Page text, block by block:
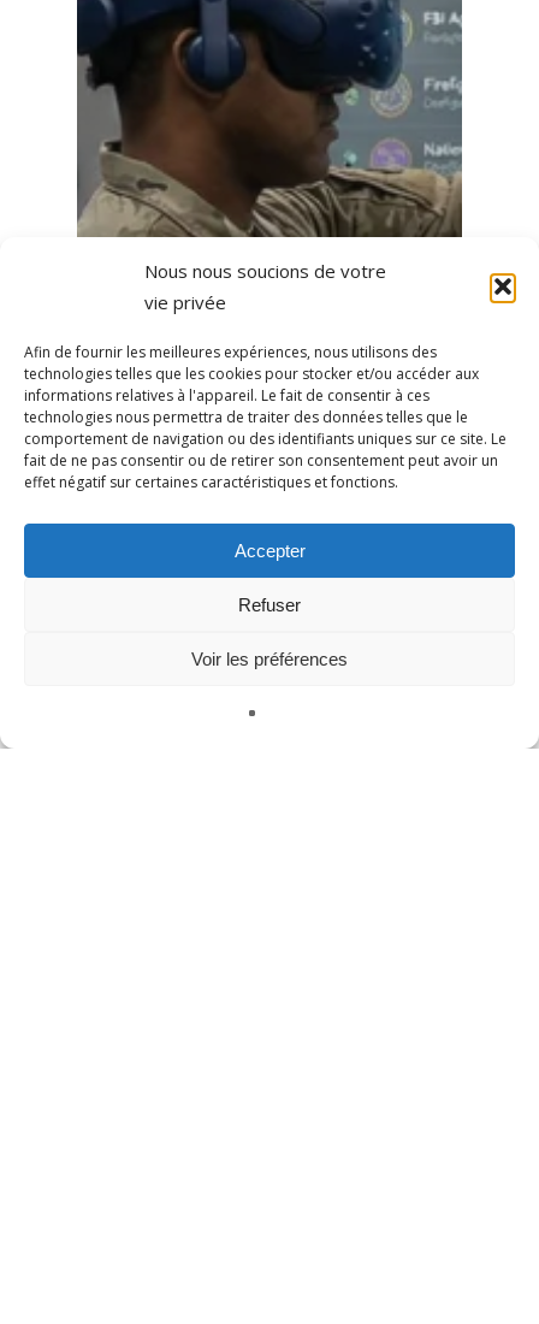
Nous nous soucions de votre
vie privée
Afin de fournir les meilleures expériences, nous utilisons des
technologies telles que les cookies pour stocker et/ou accéder aux
informations relatives à l'appareil. Le fait de consentir à ces
technologies nous permettra de traiter des données telles que le
comportement de navigation ou des identifiants uniques sur ce site. Le
fait de ne pas consentir ou de retirer son consentement peut avoir un
effet négatif sur certaines caractéristiques et fonctions.
Accepter
Refuser
Voir les préférences